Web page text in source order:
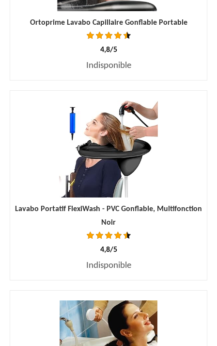
Ortoprime Lavabo Capillaire Gonflable Portable
4,8/5
Indisponible
Lavabo Portatif FlexiWash - PVC Gonflable, Multifonction
Noir
4,8/5
Indisponible